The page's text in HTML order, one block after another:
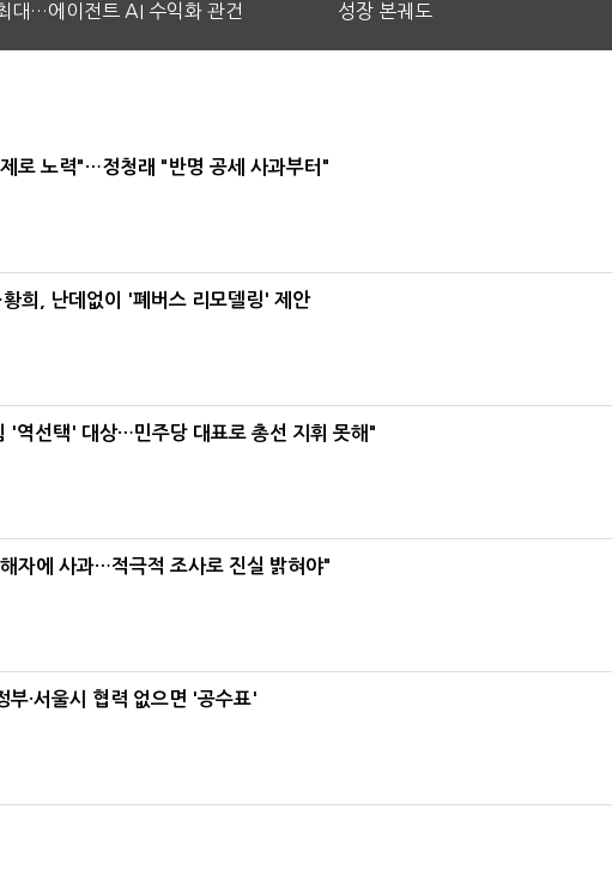
대…에이전트 AI 수익화 관건
성장 본궤도
로 노력"…정청래 "반명 공세 사과부터"
희, 난데없이 '폐버스 리모델링' 제안
'역선택' 대상…민주당 대표로 총선 지휘 못해"
자에 사과…적극적 조사로 진실 밝혀야"
·서울시 협력 없으면 '공수표'